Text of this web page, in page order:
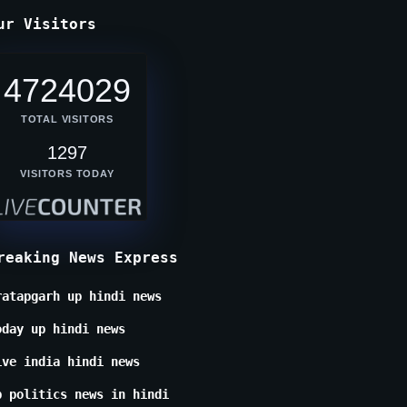
Visitors
4724029
TOTAL VISITORS
1297
VISITORS TODAY
News Express
up hindi news
up hindi news
india hindi news
politics news in hindi